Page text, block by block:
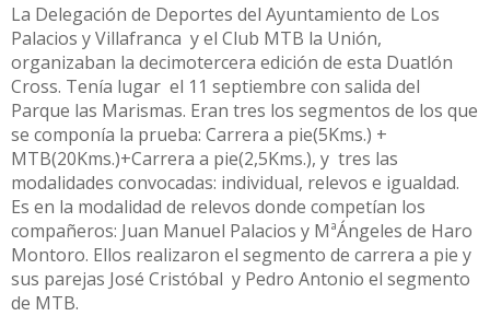
La Delegación de Deportes del Ayuntamiento de Los
Palacios y Villafranca y el Club MTB la Unión,
organizaban la decimotercera edición de esta Duatlón
Cross. Tenía lugar el 11 septiembre con salida del
Parque las Marismas. Eran tres los segmentos de los que
se componía la prueba: Carrera a pie(5Kms.) +
MTB(20Kms.)+Carrera a pie(2,5Kms.), y tres las
modalidades convocadas: individual, relevos e igualdad.
Es en la modalidad de relevos donde competían los
compañeros: Juan Manuel Palacios y MªÁngeles de Haro
Montoro. Ellos realizaron el segmento de carrera a pie y
sus parejas José Cristóbal y Pedro Antonio el segmento
de MTB.